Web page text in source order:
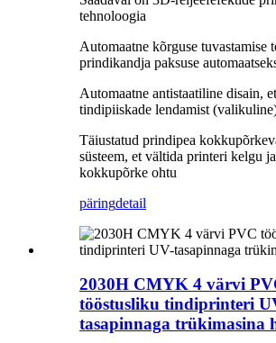
tehnoloogia
Automaatne kõrguse tuvastamise
prindikandja paksuse
Automaatne antistaatiline disain,
tindipiiskade lendamist
Täiustatud prindipea
süsteem, et vältida printeri kelgu
kokkupõrke ohtu
päringdetail
2030H CMYK 4 värvi
tööstusliku tindiprinteri
tasapinnaga trükimasina